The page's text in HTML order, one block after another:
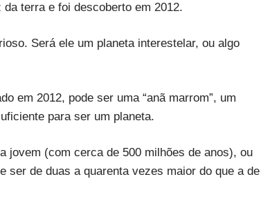
terra e foi descoberto em 2012.
Será ele um planeta interestelar, ou algo
em 2012, pode ser uma “anã marrom”, um
para ser um planeta.
jovem (com cerca de 500 milhões de anos), ou
ser de duas a quarenta vezes maior do que a de